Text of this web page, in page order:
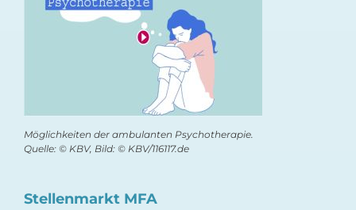
Möglichkeiten der ambulanten Psychotherapie.
Quelle: © KBV, Bild: © KBV/116117.de
Stellenmarkt MFA